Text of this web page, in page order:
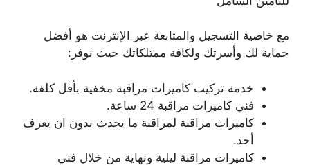
مع خاصية التسجيل والمتابعة عبر الإنترنت هو أفضل
حماية لك وأسرتك ولكافة ممتلكاتك حيث نوفر:
خدمة تركيب كاميرات مراقبة مخفية بأقل كلفة.
فني كاميرات مراقبة 24 ساعة.
كاميرات مراقبة لمراقبة ما يحدث بدون ان يعرف
أحد.
كاميرات مراقبة ليلية ونهاية من خلال فني